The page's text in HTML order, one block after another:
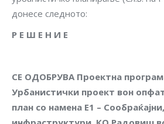
донесе следното:
Р Е Ш Е Н И Е
СЕ ОДОБРУВА Проектна
Урбанистички проект вон
план со намена Е1 –